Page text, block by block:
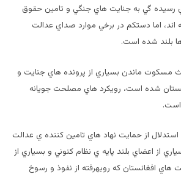
رسيده گي به جنايت هاي جنگي و تامين حقوق
اند، اما دستكم در برخي موارد صداي عدالت
بلند شده است.
مسكوت ماندن بسياري از پرونده هاي جنايت و
شده است، رويكرد هاي مصلحت جويانه
است.
از حمايت نهاد هاي تامين كننده ي عدالت
از اعضاي بلند پايه ي نظام كنوني و بسياري از
هاي افغانستان كه رويهرفته از نفوذ و رسوخ